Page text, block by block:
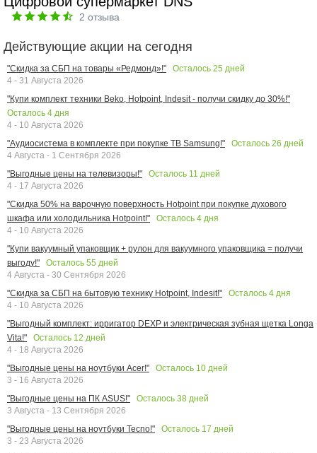
2 отзыва
Действующие акции на сегодня
"Скидка за СБП на товары «Редмонд»!" Осталось 25 дней
4 - 31 Августа 2026
"Купи комплект техники Beko, Hotpoint, Indesit - получи скидку до 30%!"
Осталось 4 дня
4 - 10 Августа 2026
"Аудиосистема в комплекте при покупке ТВ Samsung!"
Осталось 26 дней
4 Августа - 1 Сентября 2026
"Выгодные цены на телевизоры!"
Осталось 11 дней
4 - 17 Августа 2026
"Скидка 50% на варочную поверхность Hotpoint при покупке духового
шкафа или холодильника Hotpoint!"
Осталось 4 дня
4 - 10 Августа 2026
"Купи вакуумный упаковщик + рулон для вакуумного упаковщика = получи
выгоду!"
Осталось 55 дней
4 Августа - 30 Сентября 2026
"Скидка за СБП на бытовую технику Hotpoint, Indesit!"
Осталось 4 дня
4 - 10 Августа 2026
"Выгодный комплект: ирригатор DEXP и электрическая зубная щетка Longa
Vita!"
Осталось 12 дней
4 - 18 Августа 2026
"Выгодные цены на ноутбуки Acer!"
Осталось 10 дней
3 - 16 Августа 2026
"Выгодные цены на ПК ASUS!"
Осталось 38 дней
3 Августа - 13 Сентября 2026
"Выгодные цены на ноутбуки Tecno!"
Осталось 17 дней
3 - 23 Августа 2026